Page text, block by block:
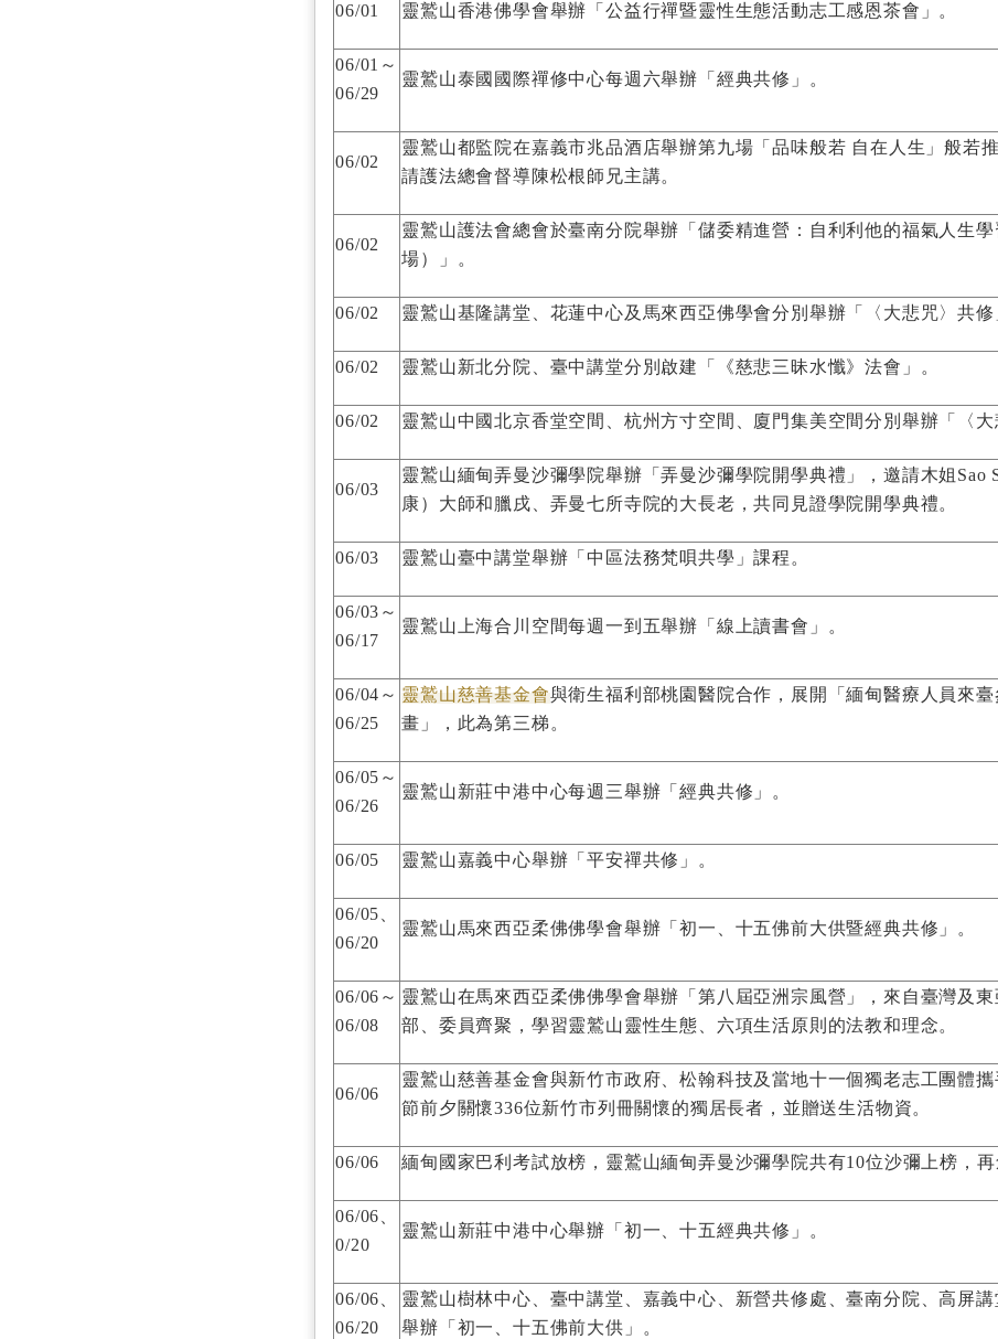
06/01 靈鷲山香港佛學會舉辦「公益行禪暨靈性生態活動志工感恩茶會」。
06/01～
06/29
靈鷲山泰國國際禪修中心每週六舉辦「經典共修」。
06/02
靈鷲山都監院在嘉義市兆品酒店舉辦第九場「品味般若 自在人生」般若
請護法總會督導陳松根師兄主講。
06/02
靈鷲山護法會總會於臺南分院舉辦「儲委精進營：自利利他的福氣人生
場）」。
06/02 靈鷲山基隆講堂、花蓮中心及馬來西亞佛學會分別舉辦「〈大悲咒〉共修
06/02 靈鷲山新北分院、臺中講堂分別啟建「《慈悲三昧水懺》法會」。
06/02 靈鷲山中國北京香堂空間、杭州方寸空間、廈門集美空間分別舉辦「〈大
06/03
靈鷲山緬甸弄曼沙彌學院舉辦「弄曼沙彌學院開學典禮」，邀請木姐Sao
康）大師和臘戌、弄曼七所寺院的大長老，共同見證學院開學典禮。
06/03 靈鷲山臺中講堂舉辦「中區法務梵唄共學」課程。
06/03～
06/17
靈鷲山上海合川空間每週一到五舉辦「線上讀書會」。
06/04～
06/25
靈鷲山慈善基金會與衛生福利部桃園醫院合作，展開「緬甸醫療人員來
畫」，此為第三梯。
06/05～
06/26
靈鷲山新莊中港中心每週三舉辦「經典共修」。
06/05 靈鷲山嘉義中心舉辦「平安禪共修」。
06/05、
06/20
靈鷲山馬來西亞柔佛佛學會舉辦「初一、十五佛前大供暨經典共修」。
06/06～
06/08
靈鷲山在馬來西亞柔佛佛學會舉辦「第八屆亞洲宗風營」，來自臺灣及
部、委員齊聚，學習靈鷲山靈性生態、六項生活原則的法教和理念。
06/06
靈鷲山慈善基金會與新竹市政府、松翰科技及當地十一個獨老志工團體
節前夕關懷336位新竹市列冊關懷的獨居長者，並贈送生活物資。
06/06 緬甸國家巴利考試放榜，靈鷲山緬甸弄曼沙彌學院共有10位沙彌上榜，再
06/06、
0/20
靈鷲山新莊中港中心舉辦「初一、十五經典共修」。
06/06、
06/20
靈鷲山樹林中心、臺中講堂、嘉義中心、新營共修處、臺南分院、高屏講
舉辦「初一、十五佛前大供」。